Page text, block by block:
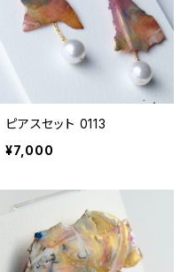
ピアスセット 0113
¥7,000